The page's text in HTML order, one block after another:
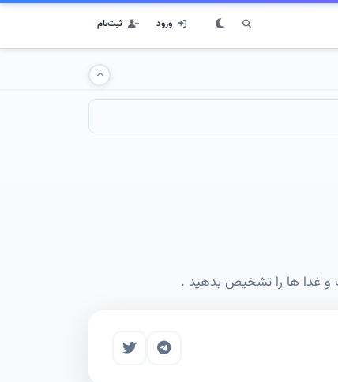
ورود ثبت‌نام
و غدا ها را تشخیص بدهید .